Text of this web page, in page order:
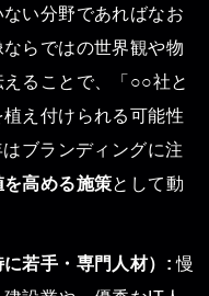
い分野であればなお
らではの世界観や物
ることで、「○○社と
え付けられる可能性
ブランディングに注
高める施策として動
若手・専門人材）: 慢